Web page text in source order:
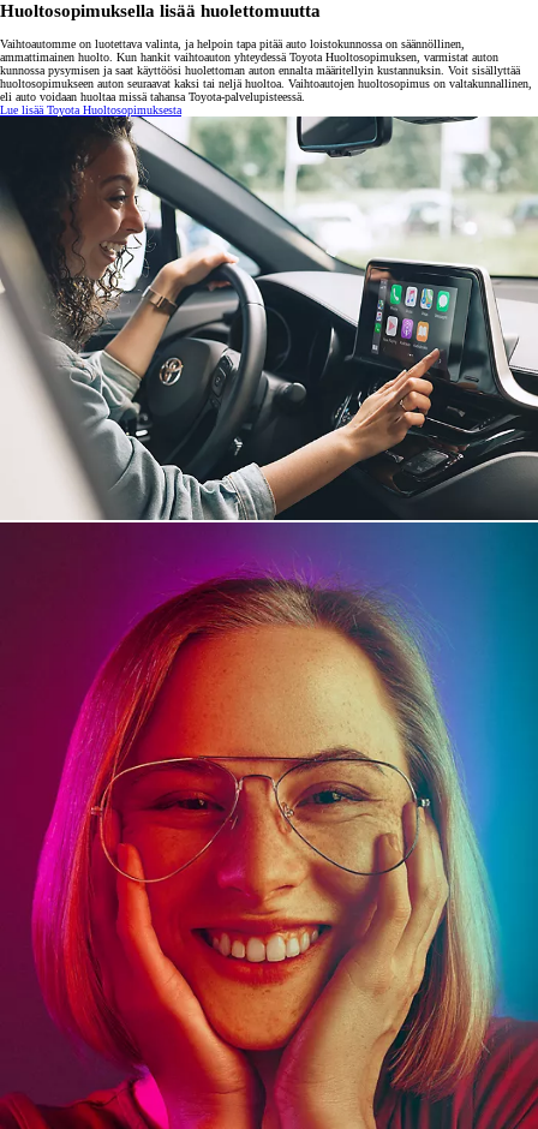
Huoltosopimuksella lisää huolettomuutta
Vaihtoautomme on luotettava valinta, ja helpoin tapa pitää auto loistokunnossa on säännöllinen,
ammattimainen huolto. Kun hankit vaihtoauton yhteydessä Toyota Huoltosopimuksen, varmistat auton
kunnossa pysymisen ja saat käyttöösi huolettoman auton ennalta määritellyin kustannuksin. Voit sisällyttää
huoltosopimukseen auton seuraavat kaksi tai neljä huoltoa. Vaihtoautojen huoltosopimus on valtakunnallinen,
eli auto voidaan huoltaa missä tahansa Toyota-palvelupisteessä.
Lue lisää Toyota Huoltosopimuksesta